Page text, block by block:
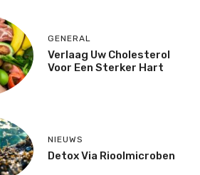
GENERAL
Verlaag Uw Cholesterol
Voor Een Sterker Hart
NIEUWS
Detox Via Rioolmicroben